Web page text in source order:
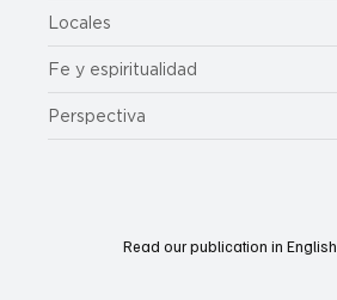
Locales
Fe y espiritualidad
Perspectiva
Read our publication in English